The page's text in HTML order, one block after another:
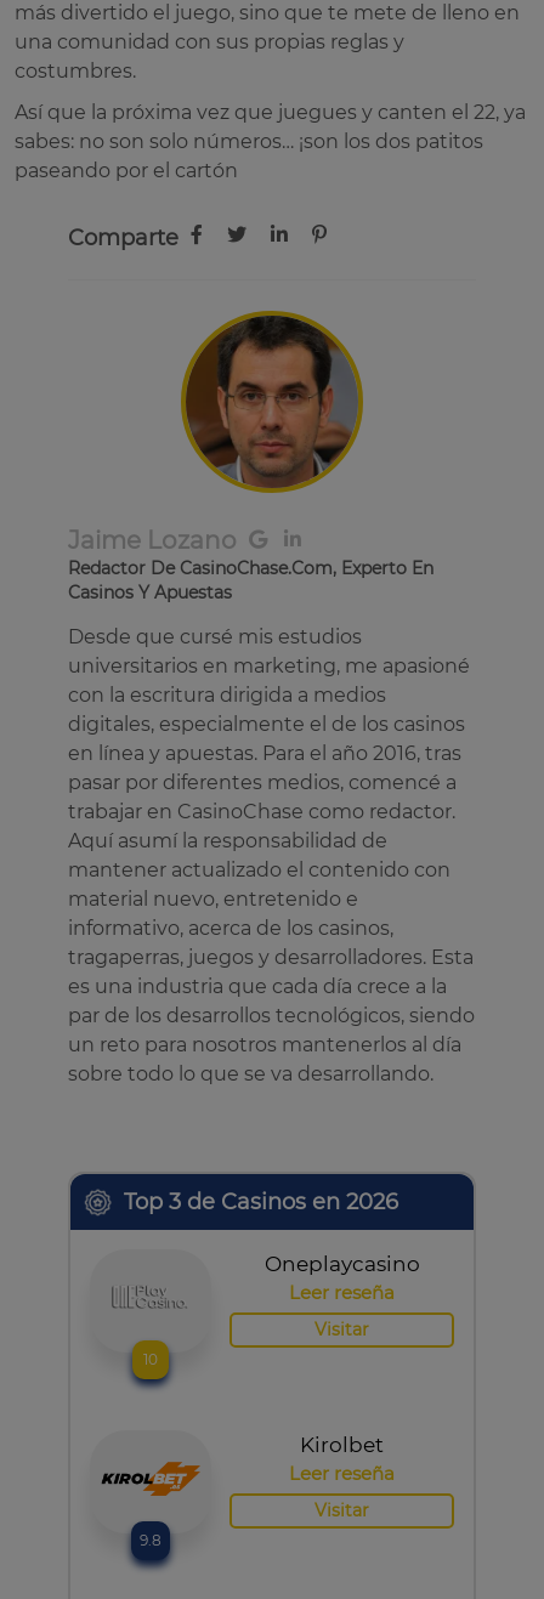
Top 3 de Casinos en 2026
10
Oneplaycasino
Leer reseña
Visitar
9.8
Kirolbet
Leer reseña
Visitar
más divertido el juego, sino que te mete de lleno en
una comunidad con sus propias reglas y
costumbres.
Así que la próxima vez que juegues y canten el 22, ya
sabes: no son solo números… ¡son los dos patitos
paseando por el cartón
Comparte
Jaime Lozano
Redactor De CasinoChase.com, Experto En
Casinos Y Apuestas
Desde que cursé mis estudios
universitarios en marketing, me apasioné
con la escritura dirigida a medios
digitales, especialmente el de los casinos
en línea y apuestas. Para el año 2016, tras
pasar por diferentes medios, comencé a
trabajar en CasinoChase como redactor.
Aquí asumí la responsabilidad de
mantener actualizado el contenido con
material nuevo, entretenido e
informativo, acerca de los casinos,
tragaperras, juegos y desarrolladores. Esta
es una industria que cada día crece a la
par de los desarrollos tecnológicos, siendo
un reto para nosotros mantenerlos al día
sobre todo lo que se va desarrollando.